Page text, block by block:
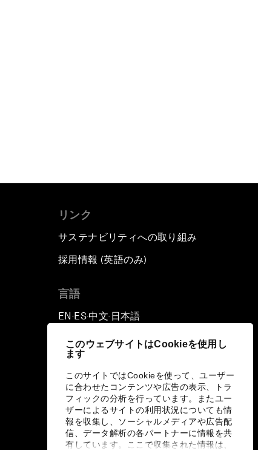
このウェブサイトはCookieを使用し
ます
このサイトではCookieを使って、ユーザー
に合わせたコンテンツや広告の表示、トラ
フィックの分析を行っています。またユー
ザーによるサイトの利用状況についても情
報を収集し、ソーシャルメディアや広告配
信、データ解析の各パートナーに情報を共
有しています。ここで収集された情報は、
リンク
サステナビリティへの取り組み
採用情報 (英語のみ)
言語
EN ▪ES▪中文▪ 日本語